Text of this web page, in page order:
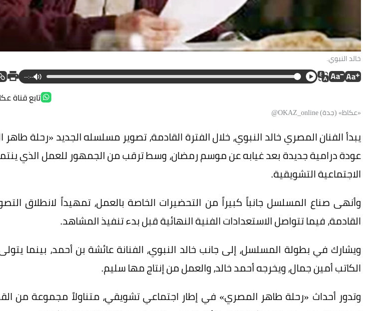
خالد النبوي.
--:--
تابع قناة
«عكاظ» (جدة) OKAZ_online@
يبدأ الفنان المصري خالد النبوي، خلال الفترة القادمة، تصوير مسلسله الجديد «رحلة
عودة درامية جديدة بعد غيابه عن موسم رمضان، وسط ترقب من الجمهور للعمل الذي
الاجتماعية التشويقية.
وأنهى صناع المسلسل جانباً كبيراً من التحضيرات الخاصة بالعمل، تمهيداً لانطلاق
القادمة، فيما تتواصل الاستعدادات الفنية النهائية قبل بدء تنفيذ المشاهد.
ويشارك في بطولة المسلسل، إلى جانب خالد النبوي، الفنانة عائشة بن أحمد، بينما
الكاتب أمين جمال، ويخرجه أحمد خالد، والعمل من إنتاج مها سليم.
وتدور أحداث «رحلة طاهر المصري» في إطار اجتماعي تشويقي، متناولاً مجموعة من